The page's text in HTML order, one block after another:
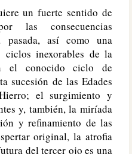
un fuerte sentido de
las consecuencias
pasada, así como una
inexorables de la
el conocido ciclo de
sucesión de las Edades
el surgimiento y
y, también, la miríada
y refinamiento de las
original, la atrofia
del tercer ojo es una